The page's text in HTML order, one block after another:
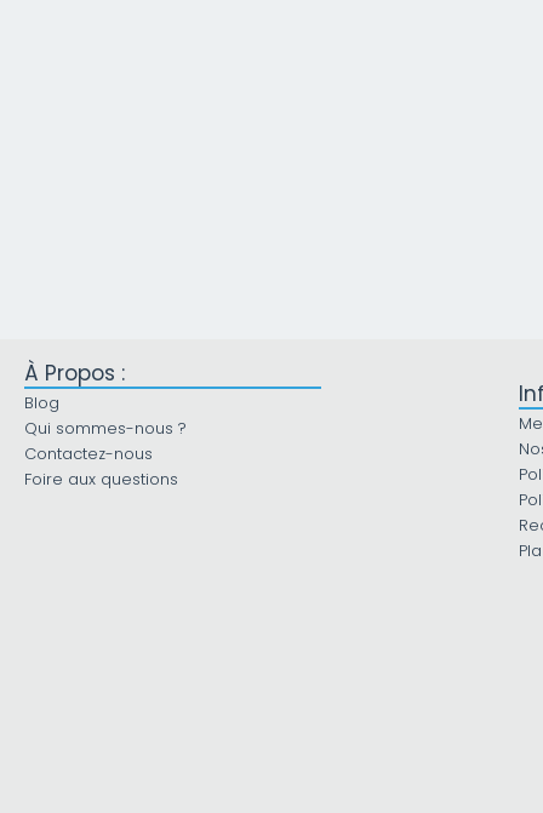
À Propos :
Blog
Qui sommes-nous ?
Contactez-nous
Foire aux questions